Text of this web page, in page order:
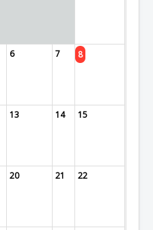
6 7 8
13 14 15
20 21 22